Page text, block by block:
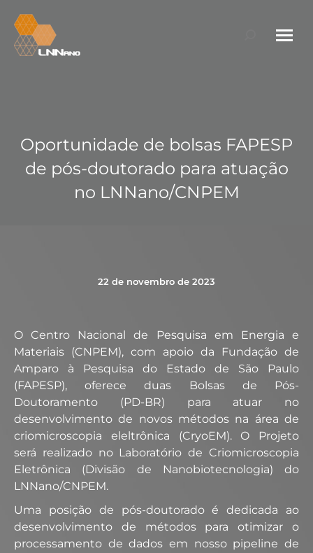
Search:
Oportunidade de bolsas FAPESP
de pós-doutorado para atuação
no LNNano/CNPEM
22 de novembro de 2023
O Centro Nacional de Pesquisa em Energia e
Materiais (CNPEM), com apoio da Fundação de
Amparo à Pesquisa do Estado de São Paulo
(FAPESP), oferece duas Bolsas de Pós-
Doutoramento (PD-BR) para atuar no
desenvolvimento de novos métodos na área de
criomicroscopia eleltrônica (CryoEM). O Projeto
será realizado no Laboratório de Criomicroscopia
Eletrônica (Divisão de Nanobiotecnologia) do
LNNano/CNPEM.
Uma posição de pós-doutorado é dedicada ao
desenvolvimento de métodos para otimizar o
processamento de dados em nosso pipeline de